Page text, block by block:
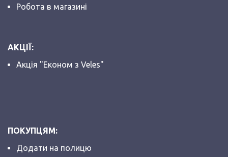
Робота в магазині
АКЦІЇ:
Акція "Економ з Veles"
ПОКУПЦЯМ:
Додати на полицю